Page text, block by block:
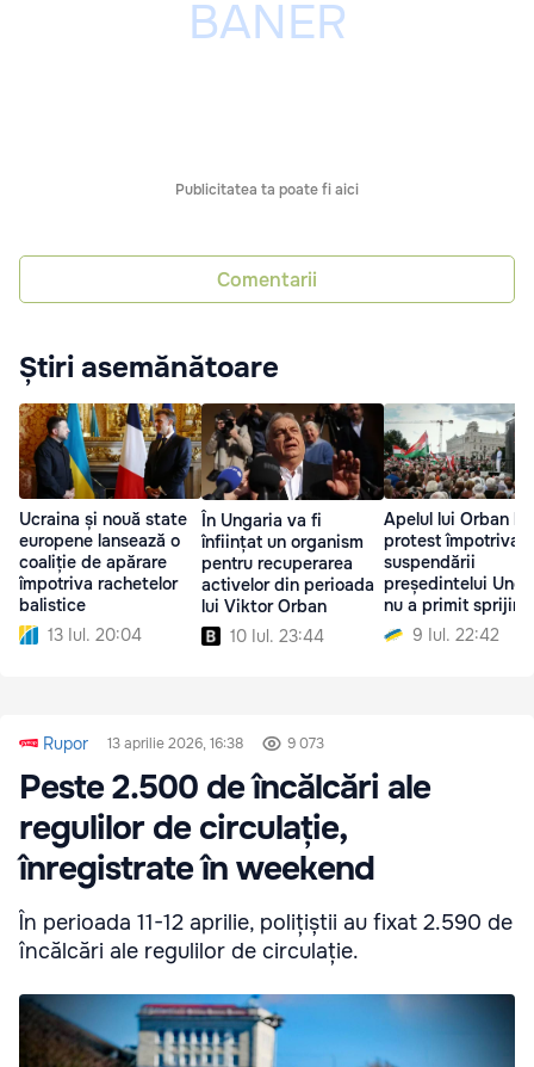
Publicitatea ta poate fi aici
Comentarii
Știri asemănătoare
Ucraina și nouă state
europene lansează o
coaliție de apărare
împotriva rachetelor
balistice
13 Iul. 20:04
În Ungaria va fi
înființat un organism
pentru recuperarea
activelor din perioada
lui Viktor Orban
10 Iul. 23:44
Apelul lui Orban la
protest împotriva
suspendării
președintelui
nu a primit sprijin
9 Iul. 22:42
Rupor 13 aprilie 2026, 16:38 9 073
Peste 2.500 de încălcări ale
regulilor de circulație,
înregistrate în weekend
În perioada 11-12 aprilie, polițiștii au fixat 2.590 de
încălcări ale regulilor de circulație.